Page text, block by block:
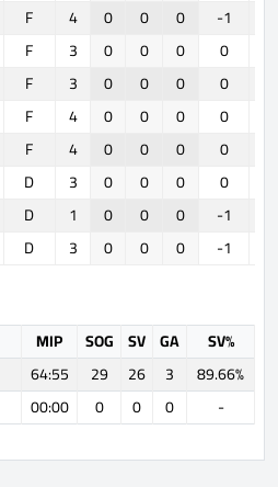
F 4 0 0 0 -1
F 3 0 0 0 0
F 3 0 0 0 0
F 4 0 0 0 0
F 4 0 0 0 0
D 3 0 0 0 0
D 1 0 0 0 -1
D 3 0 0 0 -1
MIP SOG SV GA
SV%
64:55 29 26 3
89.66%
00:00 0 0 0 -